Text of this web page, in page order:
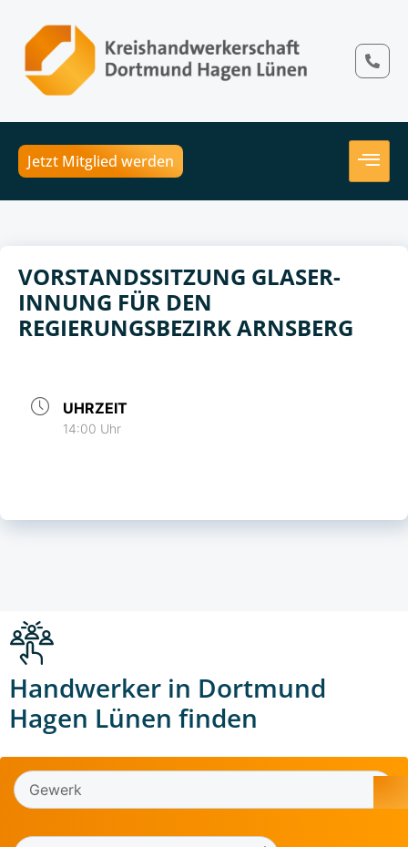
Jetzt Mitglied werden
VORSTANDSSITZUNG GLASER-
INNUNG FÜR DEN
REGIERUNGSBEZIRK ARNSBERG
UHRZEIT
14:00 Uhr
Handwerker in Dortmund
Hagen Lünen finden